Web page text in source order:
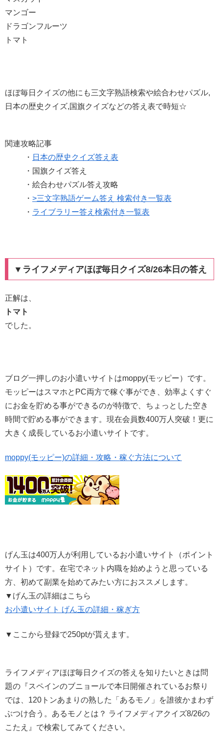
マンゴー
ドラゴンフルーツ
トマト
ほぼ毎日クイズの他にも三文字熟語検索や絵合わせパズル,
日本の歴史クイズ,国旗クイズなどの答え表で時短☆
関連攻略記事
・ 日本の歴史クイズ答え表
・国旗クイズ答え
・絵合わせパズル答え攻略
・ >三文字熟語ゲーム答え 検索付き一覧表
・ ライブラリー答え検索付き一覧表
▼ライフメディアほぼ毎日クイズ8/26本日の答え
正解は、
トマト
でした。
ブログ一押しのお小遣いサイトはmoppy(モッピー）です。
モッピーはスマホとPC両方で稼ぐ事ができ、効率よくすぐ
にお金を貯める事ができるのが特徴で、ちょっとした空き
時間で貯める事ができます。現在会員数400万人突破！更に
大きく成長しているお小遣いサイトです。
moppy(モッピー)の詳細・攻略・稼ぐ方法について
げん玉は400万人が利用しているお小遣いサイト（ポイント
サイト）です。在宅でネット内職を始めようと思っている
方、初めて副業を始めてみたい方におススメします。
▼げん玉の詳細はこちら
お小遣いサイト げん玉の詳細・稼ぎ方
▼ここから登録で250ptが貰えます。
ライフメディアほぼ毎日クイズの答えを知りたいときは問
題の『スペインのブニョールで本日開催されているお祭り
では、120トンあまりの熟した「あるモノ」を誰彼かまわず
ぶつけ合う。あるモノとは？ ライフメディアクイズ8/26の
こたえ』で検索してみてください。